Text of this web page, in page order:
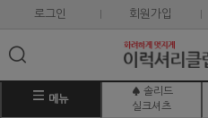
로그인 회원가입
메뉴
♠ 솔리드
실크셔츠